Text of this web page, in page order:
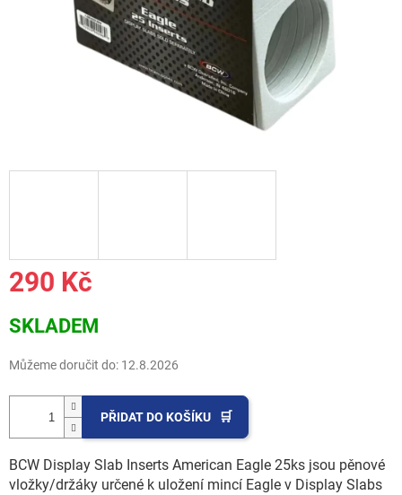
290 Kč
cena:
SKLADEM
Můžeme doručit do: 12.8.2026
PŘIDAT DO KOŠÍKU
BCW Display Slab Inserts American Eagle 25ks jsou pěnové
vložky/držáky určené k uložení mincí Eagle v Display Slabs